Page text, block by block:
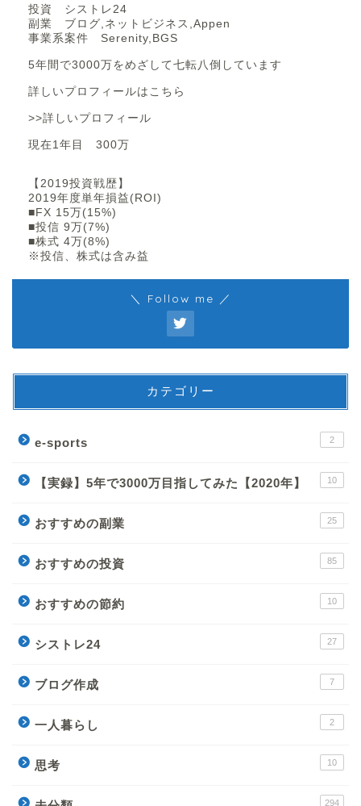
投資 シストレ24
副業 ブログ,ネットビジネス,Appen
事業系案件 Serenity,BGS
5年間で3000万をめざして七転八倒しています
詳しいプロフィールはこちら
>>詳しいプロフィール
現在1年目 300万
【2019投資戦歴】
2019年度単年損益(ROI)
■FX 15万(15%)
■投信 9万(7%)
■株式 4万(8%)
※投信、株式は含み益
＼ Follow me ／
カテゴリー
e-sports 2
【実録】5年で3000万目指してみた【2020年】 10
おすすめの副業 25
おすすめの投資 85
おすすめの節約 10
シストレ24 27
ブログ作成 7
一人暮らし 2
思考 10
294